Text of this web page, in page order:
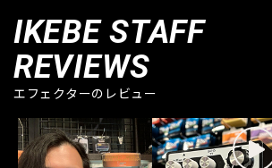
IKEBE STAFF
REVIEWS
エフェクターのレビュー